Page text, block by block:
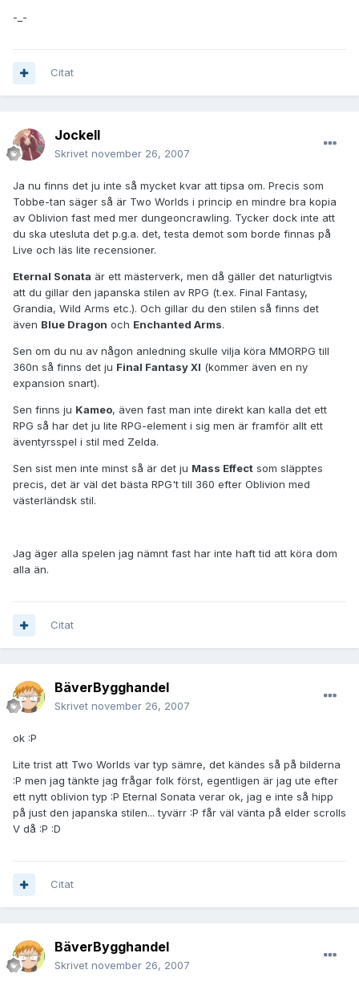
-_-
Citat
JockeII
Skrivet november 26, 2007
Ja nu finns det ju inte så mycket kvar att tipsa om. Precis som
Tobbe-tan säger så är Two Worlds i princip en mindre bra kopia
av Oblivion fast med mer dungeoncrawling. Tycker dock inte att
du ska utesluta det p.g.a. det, testa demot som borde finnas på
Live och läs lite recensioner.
Eternal Sonata är ett mästerverk, men då gäller det naturligtvis
att du gillar den japanska stilen av RPG (t.ex. Final Fantasy,
Grandia, Wild Arms etc.). Och gillar du den stilen så finns det
även Blue Dragon och Enchanted Arms.
Sen om du nu av någon anledning skulle vilja köra MMORPG till
360n så finns det ju Final Fantasy XI (kommer även en ny
expansion snart).
Sen finns ju Kameo, även fast man inte direkt kan kalla det ett
RPG så har det ju lite RPG-element i sig men är framför allt ett
äventyrsspel i stil med Zelda.
Sen sist men inte minst så är det ju Mass Effect som släpptes
precis, det är väl det bästa RPG't till 360 efter Oblivion med
västerländsk stil.
Jag äger alla spelen jag nämnt fast har inte haft tid att köra dom
alla än.
Citat
BäverBygghandel
Skrivet november 26, 2007
ok :P
Lite trist att Two Worlds var typ sämre, det kändes så på bilderna
:P men jag tänkte jag frågar folk först, egentligen är jag ute efter
ett nytt oblivion typ :P Eternal Sonata verar ok, jag e inte så hipp
på just den japanska stilen... tyvärr :P får väl vänta på elder scrolls
V då :P :D
Citat
BäverBygghandel
Skrivet november 26, 2007